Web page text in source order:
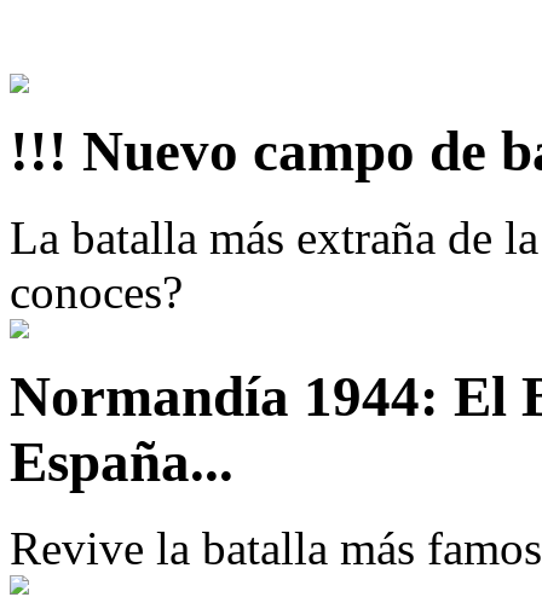
!!! Nuevo campo de
La batalla más extraña de
conoces?
Normandía 1944: El
España...
Revive la batalla más